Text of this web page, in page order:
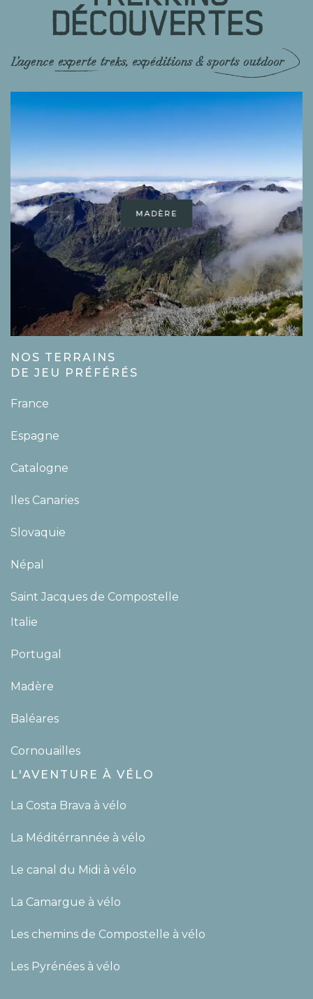
MADÈRE
NOS TERRAINS
DE JEU PRÉFÉRÉS
France
Espagne
Catalogne
Iles Canaries
Slovaquie
Népal
Saint Jacques de Compostelle
Italie
Portugal
Madère
Baléares
Cornouailles
L'AVENTURE À VÉLO
La Costa Brava à vélo
La Méditérrannée à vélo
Le canal du Midi à vélo
La Camargue à vélo
Les chemins de Compostelle à vélo
Les Pyrénées à vélo